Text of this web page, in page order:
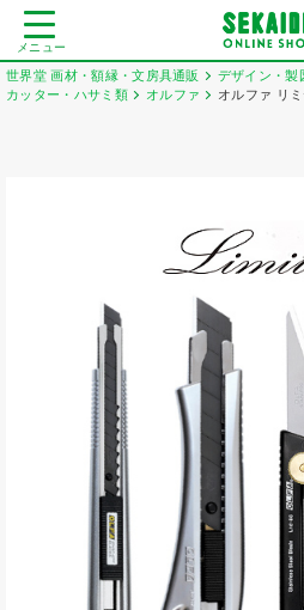
メニュー
世界堂 画材・額縁・文房具通販
デザイン・製
カッター・ハサミ類
オルファ オルファ リ